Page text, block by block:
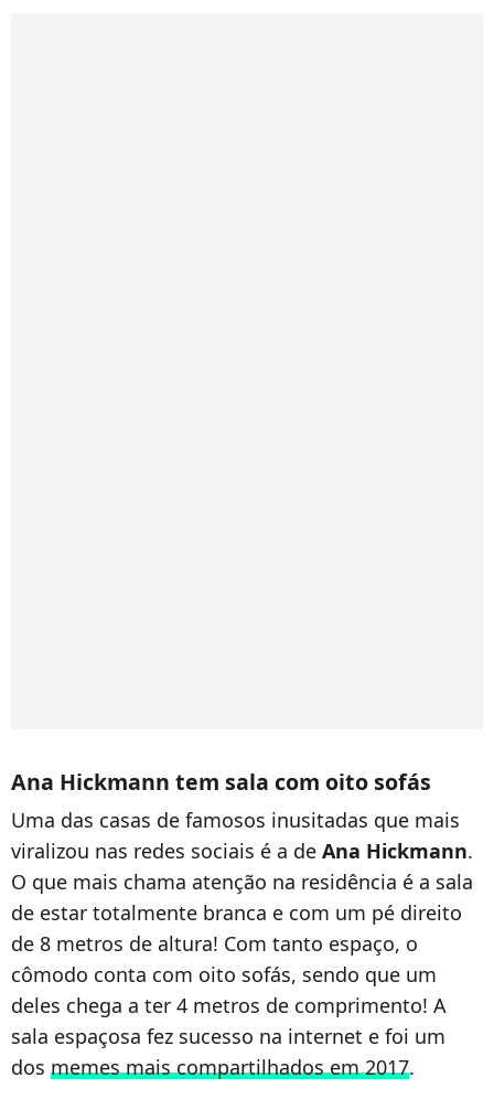
Ana Hickmann tem sala com oito sofás
Uma das casas de famosos inusitadas que mais
viralizou nas redes sociais é a de Ana Hickmann.
O que mais chama atenção na residência é a sala
de estar totalmente branca e com um pé direito
de 8 metros de altura! Com tanto espaço, o
cômodo conta com oito sofás, sendo que um
deles chega a ter 4 metros de comprimento! A
sala espaçosa fez sucesso na internet e foi um
dos memes mais compartilhados em 2017.